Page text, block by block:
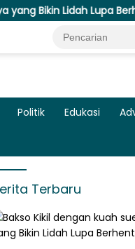
Lupa Berhenti
Politik Edukasi
Terbaru